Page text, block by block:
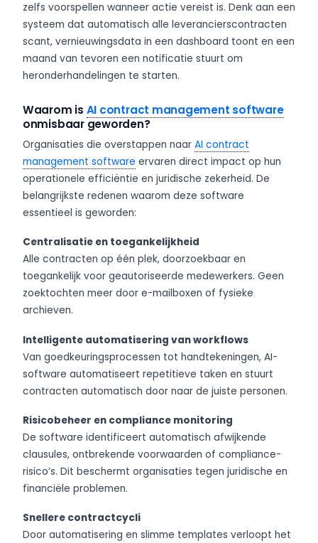
zelfs voorspellen wanneer actie vereist is. Denk aan een
systeem dat automatisch alle leverancierscontracten
scant, vernieuwingsdata in een dashboard toont en een
maand van tevoren een notificatie stuurt om
heronderhandelingen te starten.
Waarom is AI contract management software
onmisbaar geworden?
Organisaties die overstappen naar AI contract
management software ervaren direct impact op hun
operationele efficiëntie en juridische zekerheid. De
belangrijkste redenen waarom deze software
essentieel is geworden:
Centralisatie en toegankelijkheid
Alle contracten op één plek, doorzoekbaar en
toegankelijk voor geautoriseerde medewerkers. Geen
zoektochten meer door e-mailboxen of fysieke
archieven.
Intelligente automatisering van workflows
Van goedkeuringsprocessen tot handtekeningen, AI-
software automatiseert repetitieve taken en stuurt
contracten automatisch door naar de juiste personen.
Risicobeheer en compliance monitoring
De software identificeert automatisch afwijkende
clausules, ontbrekende voorwaarden of compliance-
risico’s. Dit beschermt organisaties tegen juridische en
financiële problemen.
Snellere contractcycli
Door automatisering en slimme templates verloopt het